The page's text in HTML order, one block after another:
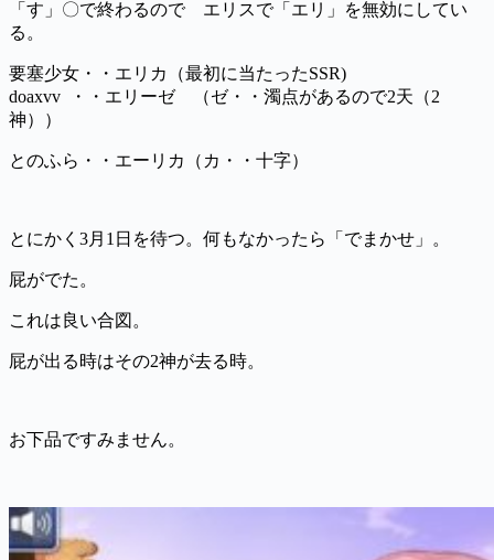
「す」〇で終わるので エリスで「エリ」を無効にしてい
る。
要塞少女・・エリカ（最初に当たったSSR)
doaxvv ・・エリーゼ （ゼ・・濁点があるので2天（2
神））
とのふら・・エーリカ（カ・・十字）
とにかく3月1日を待つ。何もなかったら「でまかせ」。
屁がでた。
これは良い合図。
屁が出る時はその2神が去る時。
お下品ですみません。